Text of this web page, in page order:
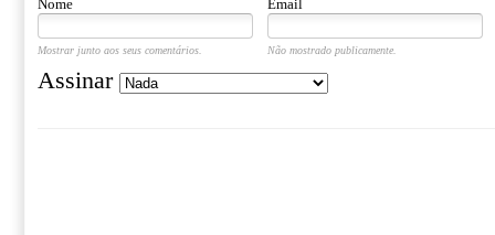
Nome Email
Mostrar junto aos seus comentários. Não mostrado publicamente.
Assinar